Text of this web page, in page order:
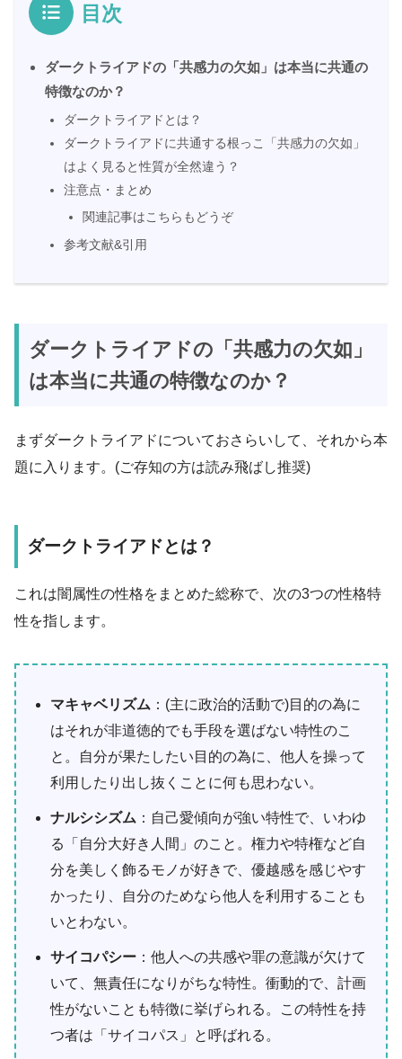
目次
ダークトライアドの「共感力の欠如」は本当に共通の
特徴なのか？
ダークトライアドとは？
ダークトライアドに共通する根っこ「共感力の欠如」
はよく見ると性質が全然違う？
注意点・まとめ
関連記事はこちらもどうぞ
参考文献&引用
ダークトライアドの「共感力の欠如」
は本当に共通の特徴なのか？
まずダークトライアドについておさらいして、それから本
題に入ります。(ご存知の方は読み飛ばし推奨)
ダークトライアドとは？
これは闇属性の性格をまとめた総称で、次の3つの性格特
性を指します。
マキャベリズム ：(主に政治的活動で)目的の為に
はそれが非道徳的でも手段を選ばない特性のこ
と。自分が果たしたい目的の為に、他人を操って
利用したり出し抜くことに何も思わない。
ナルシシズム ：自己愛傾向が強い特性で、いわゆ
る「自分大好き人間」のこと。権力や特権など自
分を美しく飾るモノが好きで、優越感を感じやす
かったり、自分のためなら他人を利用することも
いとわない。
サイコパシー ：他人への共感や罪の意識が欠けて
いて、無責任になりがちな特性。衝動的で、計画
性がないことも特徴に挙げられる。この特性を持
つ者は「サイコパス」と呼ばれる。